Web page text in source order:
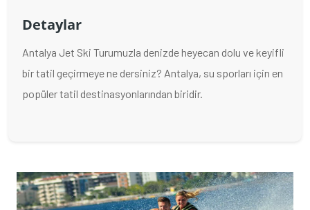
Detaylar
Antalya Jet Ski Turumuzla denizde heyecan dolu ve keyifli
bir tatil geçirmeye ne dersiniz? Antalya, su sporları için en
popüler tatil destinasyonlarından biridir.